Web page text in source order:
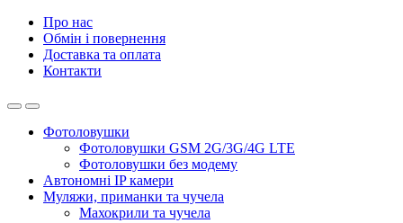
Про нас
Обмін і повернення
Доставка та оплата
Контакти
Фотоловушки
Фотоловушки GSM 2G/3G/4G LTE
Фотоловушки без модему
Автономні IP камери
Муляжи, приманки та чучела
Махокрили та чучела